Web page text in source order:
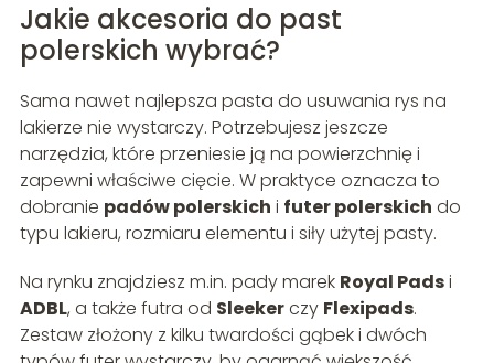
Jakie akcesoria do past
polerskich wybrać?
Sama nawet najlepsza pasta do usuwania rys na
lakierze nie wystarczy. Potrzebujesz jeszcze
narzędzia, które przeniesie ją na powierzchnię i
zapewni właściwe cięcie. W praktyce oznacza to
dobranie padów polerskich i futer polerskich do
typu lakieru, rozmiaru elementu i siły użytej pasty.
Na rynku znajdziesz m.in. pady marek Royal Padsi
ADBL, a także futra od Sleekerczy Flexipads.
Zestaw złożony z kilku twardości gąbek i dwóch